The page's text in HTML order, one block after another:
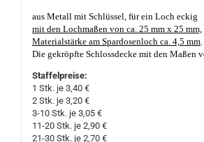
aus Metall mit Schlüssel, für ein Loch eckig
mit den Lochmaßen von ca. 25 mm x 25 mm,
Materialstärke am Spardosenloch ca. 4,5 mm.
Die gekröpfte Schlossdecke mit den Maßen
Anpunkten, mit einem kurz, kantig, verzinkt
Stahlriegel. Der Riegel steht im
vor. Die Schlüsselführung ist 2-fach geschlitzt.
und Metall Sparschweine und Spardosen.
Qualität. Das eckige Spardosenloch darf
Staffelpreise:
1 Stk. je 3,40 €
2 Stk. je 3,20 €
3-10 Stk. je 3,05 €
11-20 Stk. je 2,90 €
21-30 Stk. je 2,70 €